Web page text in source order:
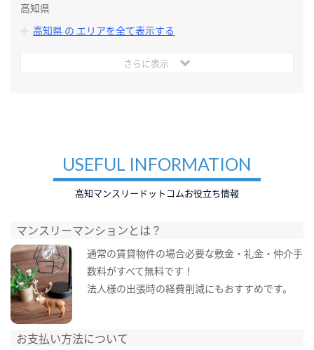
高知県
高知県 の エリアを全て表示する
さらに表示
USEFUL INFORMATION
高知マンスリードットコムお役立ち情報
マンスリーマンションとは？
通常の賃貸物件の場合必要な敷金・礼金・仲介手
数料がすべて無料です！
法人様の出張時の経費削減にもおすすめです。
お支払い方法について